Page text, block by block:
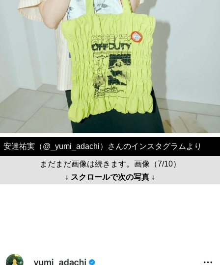
安達祐実（@_yumi_adachi）さんのインスタグラムより
まだまだ画像は続きます。画像（7/10）
↓ スクロールで次の写真 ↓